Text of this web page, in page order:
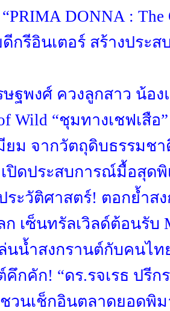
DONNA : The
กรีอินเตอร์ สร้างประส
ษฐพงศ์ ควงลูกสาว น้อ
Wild “ชุมทางเชฟเสื
ยม จากวัตถุดิบธรรมช
ปิดประสบการณ์มื้อสุดพิ
ระวัติศาสตร์! ตอกย้ำส
ก เซ็นทรัลเวิลด์ต้อนรับ
ล่นน้ำสงกรานต์กับคนไ
คึกคัก! “ดร.รจเรธ ปรีก
วนเช็กอินตลาดยอดพิ